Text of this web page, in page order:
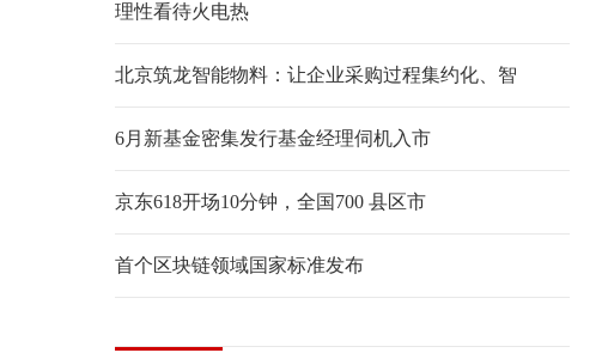
理性看待火电热
北京筑龙智能物料：让企业采购过程集约化、智
6月新基金密集发行基金经理伺机入市
京东618开场10分钟，全国700 县区市
首个区块链领域国家标准发布